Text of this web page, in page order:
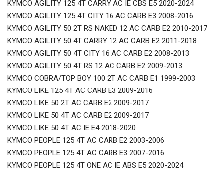
KYMCO AGILITY 125 4T CARRY AC IE CBS E5 2020-2024
KYMCO AGILITY 125 4T CITY 16 AC CARB E3 2008-2016
KYMCO AGILITY 50 2T RS NAKED 12 AC CARB E2 2010-2017
KYMCO AGILITY 50 4T CARRY 12 AC CARB E2 2011-2018
KYMCO AGILITY 50 4T CITY 16 AC CARB E2 2008-2013
KYMCO AGILITY 50 4T RS 12 AC CARB E2 2009-2013
KYMCO COBRA/TOP BOY 100 2T AC CARB E1 1999-2003
KYMCO LIKE 125 4T AC CARB E3 2009-2016
KYMCO LIKE 50 2T AC CARB E2 2009-2017
KYMCO LIKE 50 4T AC CARB E2 2009-2017
KYMCO LIKE 50 4T AC IE E4 2018-2020
KYMCO PEOPLE 125 4T AC CARB E2 2003-2006
KYMCO PEOPLE 125 4T AC CARB E3 2007-2016
KYMCO PEOPLE 125 4T ONE AC IE ABS E5 2020-2024